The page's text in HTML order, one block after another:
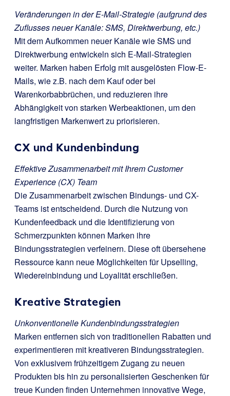
Veränderungen in der E-Mail-Strategie (aufgrund des
Zuflusses neuer Kanäle: SMS, Direktwerbung, etc.)
Mit dem Aufkommen neuer Kanäle wie SMS und
Direktwerbung entwickeln sich E-Mail-Strategien
weiter. Marken haben Erfolg mit ausgelösten Flow-E-
Mails, wie z.B. nach dem Kauf oder bei
Warenkorbabbrüchen, und reduzieren ihre
Abhängigkeit von starken Werbeaktionen, um den
langfristigen Markenwert zu priorisieren.
CX und Kundenbindung
Effektive Zusammenarbeit mit Ihrem Customer
Experience (CX) Team
Die Zusammenarbeit zwischen Bindungs- und CX-
Teams ist entscheidend. Durch die Nutzung von
Kundenfeedback und die Identifizierung von
Schmerzpunkten können Marken ihre
Bindungsstrategien verfeinern. Diese oft übersehene
Ressource kann neue Möglichkeiten für Upselling,
Wiedereinbindung und Loyalität erschließen.
Kreative Strategien
Unkonventionelle Kundenbindungsstrategien
Marken entfernen sich von traditionellen Rabatten und
experimentieren mit kreativeren Bindungsstrategien.
Von exklusivem frühzeitigem Zugang zu neuen
Produkten bis hin zu personalisierten Geschenken für
treue Kunden finden Unternehmen innovative Wege,